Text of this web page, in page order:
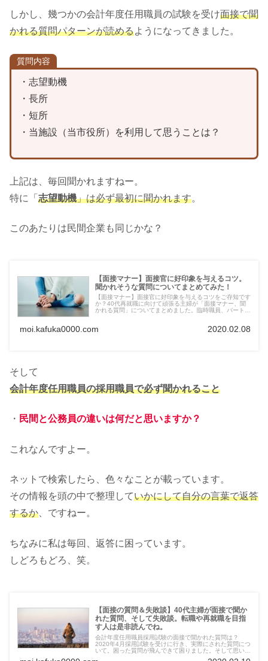
しかし、幾つかの会計年度任用職員の試験を受け面接で聞
かれる質問パターンが読めるようになってきました。
質問内容
・志望動機
・長所
・短所
・当施設（当市役所）を利用して思うことは？
上記は、毎回聞かれますねー。
特に「 志望動機」は必ず最初に聞かれます。
このあたりは民間企業も同じかな？
【面接マナー】面接官に好印象を与えるコツ。
聞かれそうな質問についてまとめてみた！
【面接マナー】面接官に好印象を与えるコツをご存知です
か？40代再就職に向けて頑張る主婦が「面接マナー、聞
かれる質問」についてまとめました。臨時職員、パート、
moi.kafuka0000.com 2020.02.08
そして
会計年度任用職員の採用職員で必ず聞かれること
・ 民間と公務員の違いは何だと思いますか？
これなんですよー。
ネットで検索したら、色々なことが載っています。
その情報を頭の中で整理していかにして自分の言葉で返答
するか 、ですねー。
ちなみに私は毎回、返答に困っています。
しどろもどろ、笑。
【面接の質問＆失敗談】40代主婦が面接で聞か
れた質問、そして失敗談。転職や再就職を目指
す人は是非読んでね。
会計年度任用職員採用試験の面接で聞かれた質問は？
2020年4月採用試験を受けに行き、実際にされた質問につ
いて。困った質問が飛んできて困りました。そして思いも